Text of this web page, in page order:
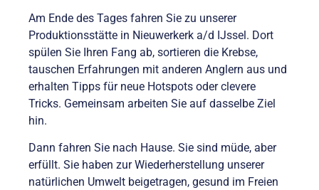
Am Ende des Tages fahren Sie zu unserer
Produktionsstätte in Nieuwerkerk a/d IJssel. Dort
spülen Sie Ihren Fang ab, sortieren die Krebse,
tauschen Erfahrungen mit anderen Anglern aus und
erhalten Tipps für neue Hotspots oder clevere
Tricks. Gemeinsam arbeiten Sie auf dasselbe Ziel
hin.
Dann fahren Sie nach Hause. Sie sind müde, aber
erfüllt. Sie haben zur Wiederherstellung unserer
natürlichen Umwelt beigetragen, gesund im Freien